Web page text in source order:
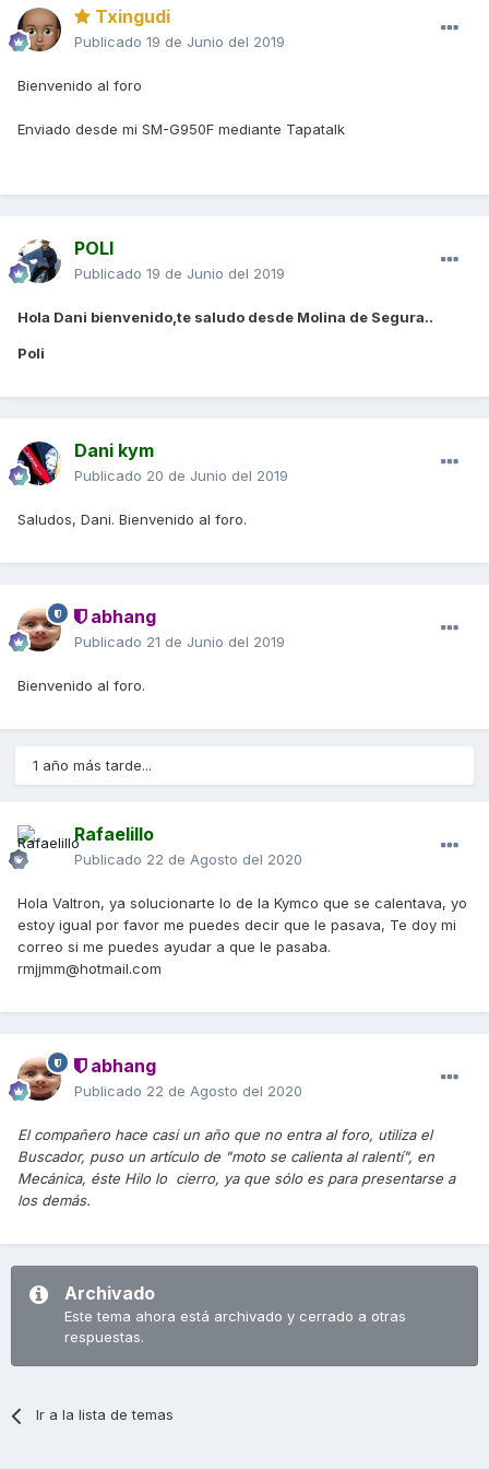
Txingudi
Publicado 19 de Junio del 2019
Bienvenido al foro
Enviado desde mi SM-G950F mediante Tapatalk
POLI
Publicado 19 de Junio del 2019
Hola Dani bienvenido,te saludo desde Molina de Segura..
Poli
Dani kym
Publicado 20 de Junio del 2019
Saludos, Dani. Bienvenido al foro.
abhang
Publicado 21 de Junio del 2019
Bienvenido al foro.
1 año más tarde...
Rafaelillo
Publicado 22 de Agosto del 2020
Hola Valtron, ya solucionarte lo de la Kymco que se calentava, yo
estoy igual por favor me puedes decir que le pasava, Te doy mi
correo si me puedes ayudar a que le pasaba.
rmjjmm@hotmail.com
abhang
Publicado 22 de Agosto del 2020
El compañero hace casi un año que no entra al foro, utiliza el
Buscador, puso un artículo de "moto se calienta al ralentí", en
Mecánica, éste Hilo lo cierro, ya que sólo es para presentarse a
los demás.
Archivado
Este tema ahora está archivado y cerrado a otras
respuestas.
Ir a la lista de temas